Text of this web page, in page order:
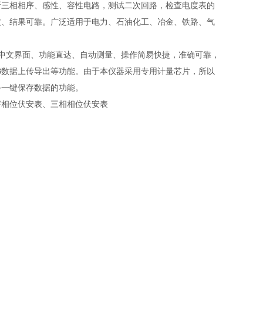
相相序、感性、容性电路，测试二次回路，检查电度表的
结果可靠。广泛适用于电力、石油化工、冶金、铁路、气
界面、功能直达、自动测量、操作简易快捷，准确可靠，
据上传导出等功能。由于本仪器采用专用计量芯片，所以
键保存数据的功能。
位伏安表、三相相位伏安表